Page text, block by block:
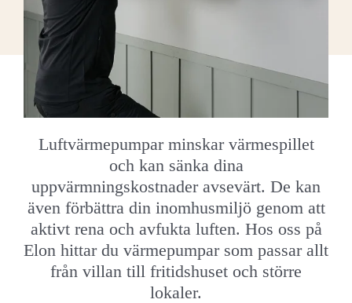
Luftvärmepumpar minskar värmespillet
och kan sänka dina
uppvärmningskostnader avsevärt. De kan
även förbättra din inomhusmiljö genom att
aktivt rena och avfukta luften. Hos oss på
Elon hittar du värmepumpar som passar allt
från villan till fritidshuset och större
lokaler.